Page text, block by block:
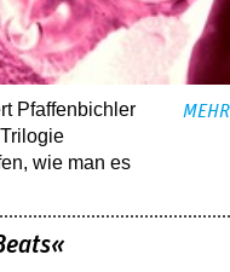
Pfaffenbichler
wie man es
MEHR